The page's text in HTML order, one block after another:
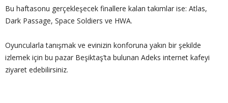
Bu haftasonu gerçekleşecek finallere kalan takımlar ise: Atlas,
Dark Passage, Space Soldiers ve HWA.
Oyuncularla tanışmak ve evinizin konforuna yakın bir şekilde
izlemek için bu pazar Beşiktaş’ta bulunan Adeks internet kafeyi
ziyaret edebilirsiniz.